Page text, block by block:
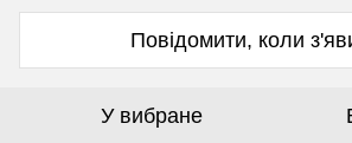
Повідомити, коли
У вибране